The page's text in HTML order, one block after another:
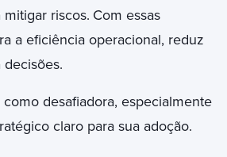
riscos. Com essas
a eficiência operacional, reduz
decisões.
como desafiadora, especialmente
claro para sua adoção.